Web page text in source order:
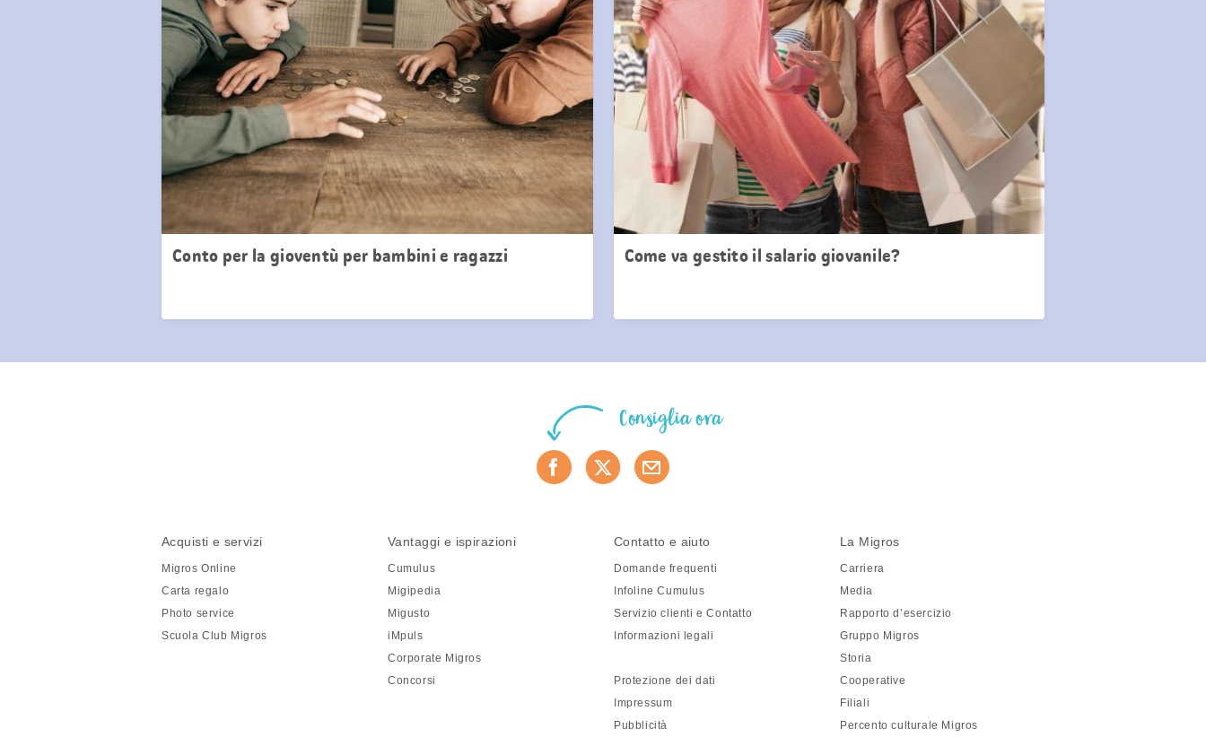
Conto per la gioventù per bambini e ragazzi Come va gestito il salario giovanile?
Consiglia ora
Acquisti e servizi
Migros Online
Carta regalo
Photo service
Scuola Club Migros
Vantaggi e ispirazioni
Cumulus
Migipedia
Migusto
iMpuls
Corporate Migros
Concorsi
Contatto e aiuto
Domande frequenti
Infoline Cumulus
Servizio clienti e Contatto
Informazioni legali
Protezione dei dati
Impressum
Pubblicità
La Migros
Carriera
Media
Rapporto d’esercizio
Gruppo Migros
Storia
Cooperative
Filiali
Percento culturale Migros